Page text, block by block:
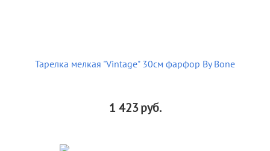
Тарелка мелкая "Vintage" 30см фарфор By Bone
1 423руб.